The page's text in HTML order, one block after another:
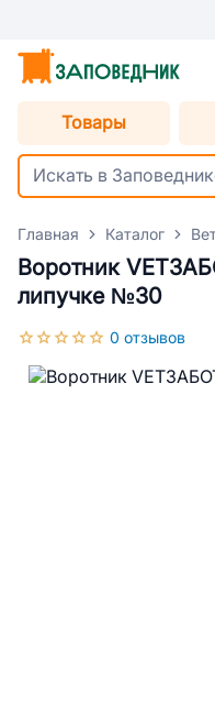
Товары
Главная Каталог
Воротник
липучке №30
0 отзывов